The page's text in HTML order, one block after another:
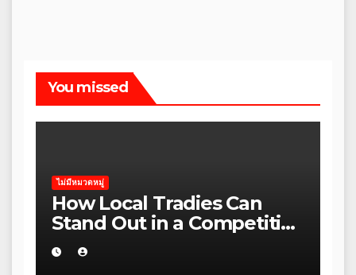
You missed
ไม่มีหมวดหมู่
How Local Tradies Can
Stand Out in a Competitive
Rental Market in regional
Victoria